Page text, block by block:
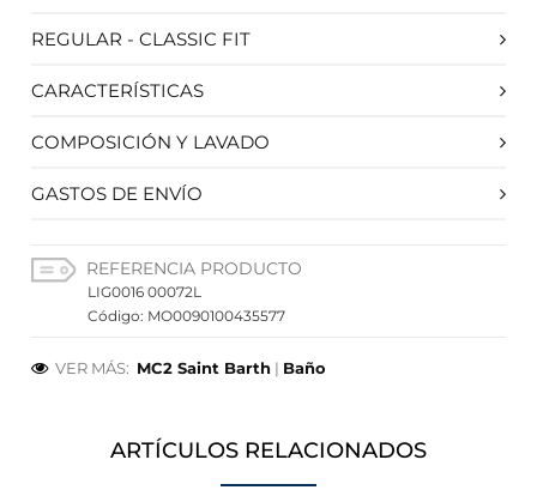
REGULAR - CLASSIC FIT
CARACTERÍSTICAS
COMPOSICIÓN Y LAVADO
GASTOS DE ENVÍO
REFERENCIA PRODUCTO
LIG0016 00072L
Código: MO0090100435577
VER MÁS: MC2 Saint Barth | Baño
ARTÍCULOS RELACIONADOS
Estas cookies son necesarias para que el sitio web
sistemas. Puede configurar su navegador para bloquear
o alertar sobre estas cookies, pero alguna áreas del sitio
información de identificación personal.
Estas cookies nos permiten contar las visitas y fuentes de
o menos visitadas, y cómo los visitantes navegan por el
sitio. Toda la información que recogen estas cookies es
agregada y, por lo tanto, es anónima.
Estas cookies permiten a la página web recordar